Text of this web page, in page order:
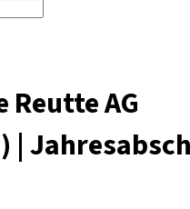
Reutte AG
|